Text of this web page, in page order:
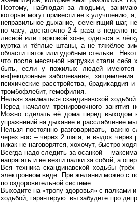
Поэтому, наблюдая за людьми,
которые могут привести не к улучшению,
неправильное дыхание, семенящий шаг,
по часу, достаточно 2-4 раза в неделю
лесной или парковой зоне, одеться в
куртка и тёплые штаны, а не тяжёлое
области пяток или удобные стельки.
что после месячной нагрузки стали
быть, если у пожилых людей имеются
инфекционные заболевания, защемления
психические расстройства, брадикардия
тромбофлебит, гемофилия.
Нельзя заниматься скандинавской
Перед началом тренировочного
Можно сделать её дома перед выходом
упражнений на дыхание и расслабление
Нельзя постоянно разговаривать,
через нос – через 2 шага, и выдох через
никак не наговорятся, хохочут, быстро
Всегда надо следить за осанкой –
напрягать и не везти палки за собой, а
Вся техника скандинавской ходьбы
электронном виде. При желании можно с
по оздоровительной системе.
Выходите на «тропу здоровья» с палками
ходьбой, гарантирую: вы забудете про